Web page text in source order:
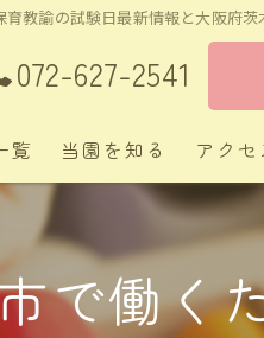
育教諭の試験日最新情報と大阪府
072-627-2541
覧 当園を知る
正社員
アクセ
で働く